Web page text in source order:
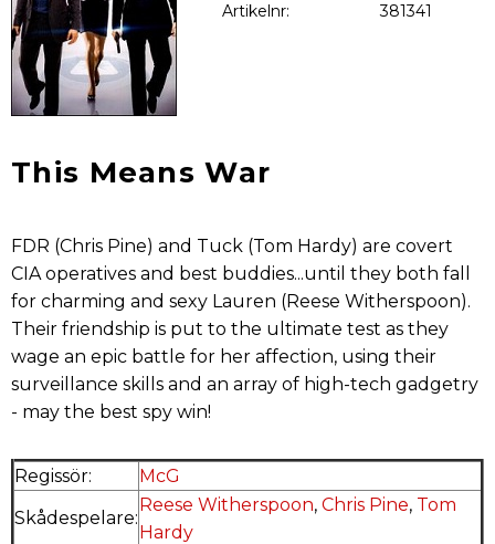
Artikelnr 381341
This Means War
FDR (Chris Pine) and Tuck (Tom Hardy) are covert
CIA operatives and best buddies...until they both fall
for charming and sexy Lauren (Reese Witherspoon).
Their friendship is put to the ultimate test as they
wage an epic battle for her affection, using their
surveillance skills and an array of high-tech gadgetry
- may the best spy win!
Regissör:
McG
Skådespelare:
Reese Witherspoon, Chris Pine, Tom
Hardy